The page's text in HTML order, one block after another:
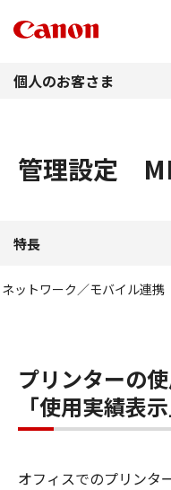
個人のお客さま
管理設定
特長
ネットワーク／モバイル連携
プリンターの
「使用実績表示
オフィスでのプリンタ